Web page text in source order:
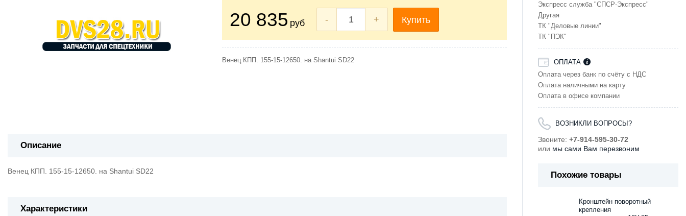
20 835 руб - + Купить
Венец КПП. 155-15-12650. на Shantui SD22
Описание
Венец КПП. 155-15-12650. на Shantui SD22
Характеристики
Экспресс служба "СПСР-Экспресс"
Другая
ТК "Деловые линии"
ТК "ПЭК"
ОПЛАТА
Оплата через банк по счёту с НДС
Оплата наличными на карту
Оплата в офисе компании
ВОЗНИКЛИ ВОПРОСЫ?
Звоните: +7-914-595-30-72
или мы сами Вам перезвоним
Похожие товары
Кронштейн поворотный
крепления